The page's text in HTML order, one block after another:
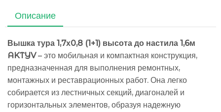
Описание
Вышка тура 1,7х0,8 (1+1) высота до настила 1,6м
AKTYV– это мобильная и компактная конструкция,
предназначенная для выполнения ремонтных,
монтажных и реставрационных работ. Она легко
собирается из лестничных секций, диагоналей и
горизонтальных элементов, образуя надежную